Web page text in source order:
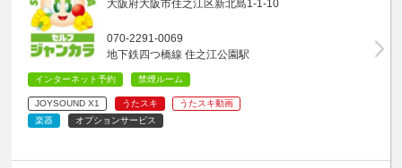
大阪府大阪市住之江区新北島1-1-10
070-2291-0069
地下鉄四つ橋線 住之江公園駅
インターネット予約 禁煙ルーム
JOYSOUND X1 うたスキ
うたスキ動画
楽器
オプションサービス